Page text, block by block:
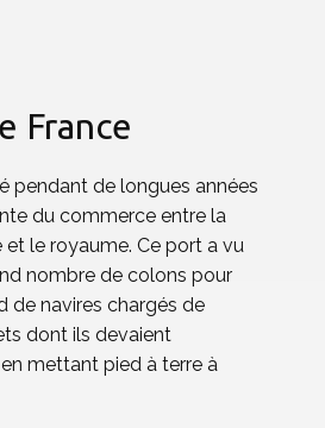
France
pendant de longues années
du commerce entre la
le royaume. Ce port a vu
nombre de colons pour
de navires chargés de
dont ils devaient
en mettant pied à terre à